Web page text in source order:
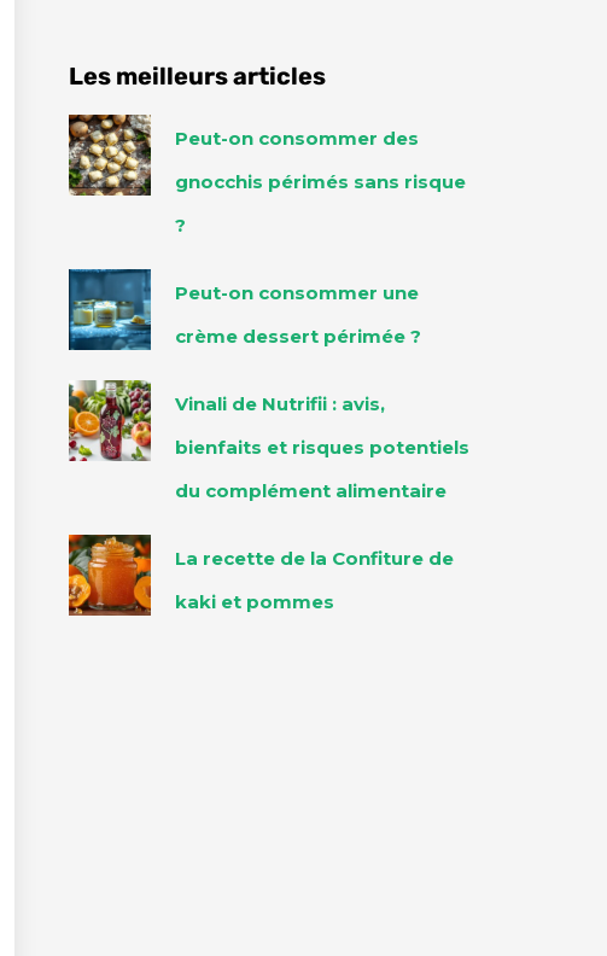
Les meilleurs articles
Peut-on consommer des
gnocchis périmés sans risque
?
Peut-on consommer une
crème dessert périmée ?
Vinali de Nutrifii : avis,
bienfaits et risques potentiels
du complément alimentaire
La recette de la Confiture de
kaki et pommes